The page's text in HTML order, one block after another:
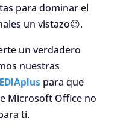
para dominar el
un vistazo😉.
un verdadero
nuestras
para que
Microsoft Office no
ti.